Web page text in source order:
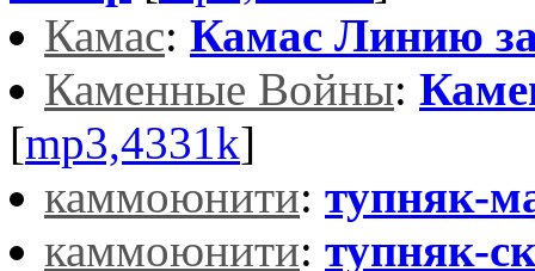
Камас: Камас Линию
Каменные Войны:
[mp3,4331k]
каммоюнити: тупняк-
каммоюнити: тупняк-